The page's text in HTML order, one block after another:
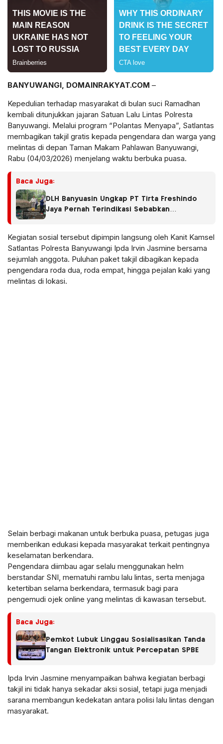
BANYUWANGI, DOMAINRAKYAT.COM –
Kepedulian terhadap masyarakat di bulan suci Ramadhan
kembali ditunjukkan jajaran Satuan Lalu Lintas Polresta
Banyuwangi. Melalui program “Polantas Menyapa”, Satlantas
membagikan takjil gratis kepada pengendara dan warga yang
melintas di depan Taman Makam Pahlawan Banyuwangi,
Rabu (04/03/2026) menjelang waktu berbuka puasa.
Baca Juga:
DLH Banyuasin Ungkap PT Tirta Freshindo
Jaya Pernah Terindikasi Sebabkan
Kegiatan sosial tersebut dipimpin langsung oleh Kanit Kamsel
Satlantas Polresta Banyuwangi Ipda Irvin Jasmine bersama
sejumlah anggota. Puluhan paket takjil dibagikan kepada
pengendara roda dua, roda empat, hingga pejalan kaki yang
melintas di lokasi.
Selain berbagi makanan untuk berbuka puasa, petugas juga
memberikan edukasi kepada masyarakat terkait pentingnya
keselamatan berkendara.
Pengendara diimbau agar selalu menggunakan helm
berstandar SNI, mematuhi rambu lalu lintas, serta menjaga
ketertiban selama berkendara, termasuk bagi para
pengemudi ojek online yang melintas di kawasan tersebut.
Baca Juga:
Pemkot Lubuk Linggau Sosialisasikan Tanda
Tangan Elektronik untuk Percepatan SPBE
Ipda Irvin Jasmine menyampaikan bahwa kegiatan berbagi
takjil ini tidak hanya sekadar aksi sosial, tetapi juga menjadi
sarana membangun kedekatan antara polisi lalu lintas dengan
masyarakat.